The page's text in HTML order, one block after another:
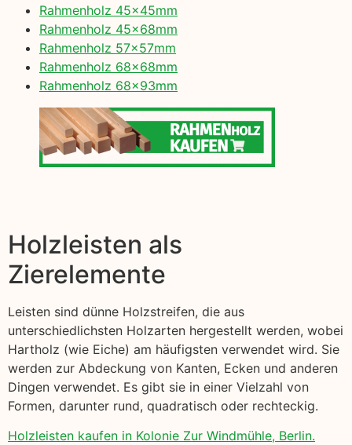
Rahmenholz 45x45mm
Rahmenholz 45x68mm
Rahmenholz 57x57mm
Rahmenholz 68x68mm
Rahmenholz 68x93mm
Holzleisten als
Zierelemente
Leisten sind dünne Holzstreifen, die aus
unterschiedlichsten Holzarten hergestellt werden, wobei
Hartholz (wie Eiche) am häufigsten verwendet wird. Sie
werden zur Abdeckung von Kanten, Ecken und anderen
Dingen verwendet. Es gibt sie in einer Vielzahl von
Formen, darunter rund, quadratisch oder rechteckig.
Holzleisten kaufen in Kolonie Zur Windmühle, Berlin.